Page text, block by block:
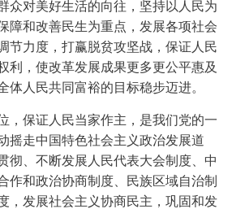
众对美好生活的向往，坚持以人民为
障和改善民生为重点，发展各项社会
节力度，打赢脱贫攻坚战，保证人民
利，使改革发展成果更多更公平惠及
体人民共同富裕的目标稳步迈进。
保证人民当家作主，是我们党的一
摇走中国特色社会主义政治发展道
彻、不断发展人民代表大会制度、中
作和政治协商制度、民族区域自治制
，发展社会主义协商民主，巩固和发